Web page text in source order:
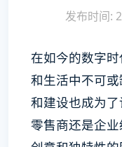
发布时间:
在如今的数字
和生活中不可
和建设也成为
零售商还是企